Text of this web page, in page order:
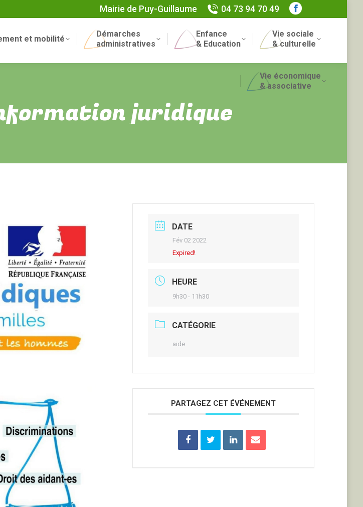
Mairie de Puy-Guillaume 04 73 94 70 49
Facebook
opens
new
window
et mobilité
Démarches
administratives
Enfance
& Education
Vie sociale
& culturelle
Vie économique
& associative
juridique
DATE
Fév 02 2022
Expired!
HEURE
9h30 - 11h30
CATÉGORIE
aide
PARTAGEZ CET ÉVÉNEMENT